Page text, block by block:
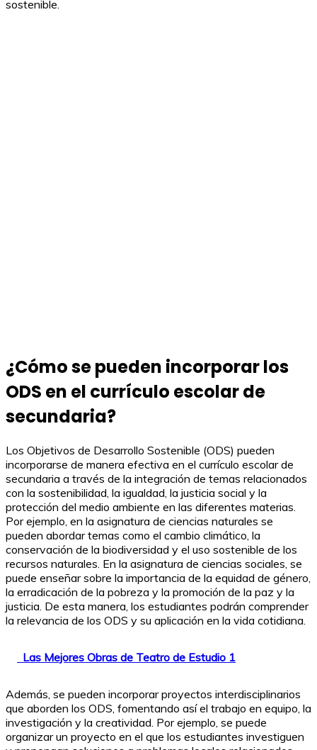
sostenible.
¿Cómo se pueden incorporar los
ODS en el currículo escolar de
secundaria?
Los Objetivos de Desarrollo Sostenible (ODS) pueden
incorporarse de manera efectiva en el currículo escolar de
secundaria a través de la integración de temas relacionados
con la sostenibilidad, la igualdad, la justicia social y la
protección del medio ambiente en las diferentes materias.
Por ejemplo, en la asignatura de ciencias naturales se
pueden abordar temas como el cambio climático, la
conservación de la biodiversidad y el uso sostenible de los
recursos naturales. En la asignatura de ciencias sociales, se
puede enseñar sobre la importancia de la equidad de género,
la erradicación de la pobreza y la promoción de la paz y la
justicia. De esta manera, los estudiantes podrán comprender
la relevancia de los ODS y su aplicación en la vida cotidiana.
Las Mejores Obras de Teatro de Estudio 1
Además, se pueden incorporar proyectos interdisciplinarios
que aborden los ODS, fomentando así el trabajo en equipo, la
investigación y la creatividad. Por ejemplo, se puede
organizar un proyecto en el que los estudiantes investiguen